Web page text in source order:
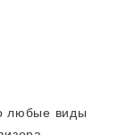
любые виды